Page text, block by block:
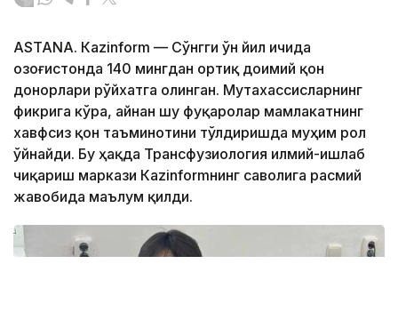
ASTANА. Кazinform — Сўнгги ўн йил ичида
Қозоғистонда 140 мингдан ортиқ доимий қон
донорлари рўйхатга олинган. Мутахассисларнинг
фикрига кўра, айнан шу фуқаролар мамлакатнинг
хавфсиз қон таъминотини тўлдиришда муҳим рол
ўйнайди. Бу ҳақда Трансфузиология илмий-ишлаб
чиқариш маркази Кazinformнинг саволига расмий
жавобида маълум қилди.